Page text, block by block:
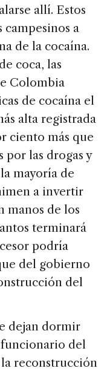
allí. Estos
campesinos a
de la cocaína.
coca, las
Colombia
de cocaína el
alta registrada
ciento más que
por las drogas y
mayoría de
a invertir
manos de los
terminará
podría
del gobierno
del
dejan dormir
funcionario del
reconstrucción